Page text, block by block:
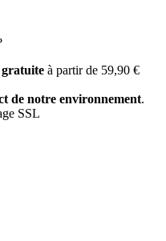
à partir de 59,90 €
de notre environnement.
SSL